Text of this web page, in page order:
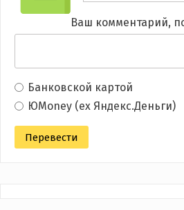
Ваш комментарий,
Банковской картой
ЮMoney (ex Яндекс.Деньги)